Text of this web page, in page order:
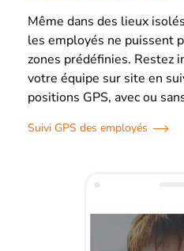
Même dans des lieux
les employés ne puissent
zones prédéfinies. Restez
votre équipe sur site en
positions GPS, avec ou
Suivi GPS des employés